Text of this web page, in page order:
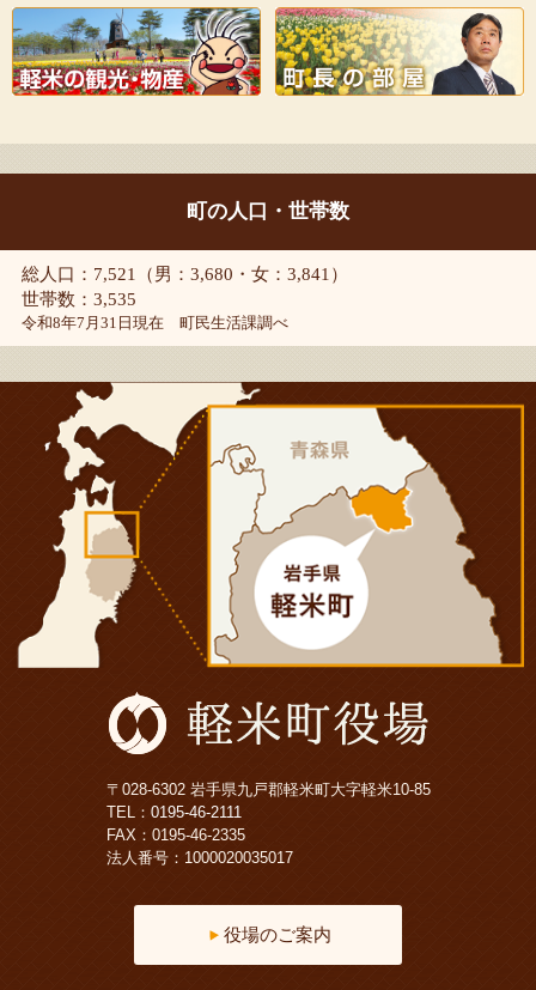
町の人口・世帯数
総人口：7,521（男：3,680・女：3,841）
世帯数：3,535
令和8年7月31日現在 町民生活課調べ
〒028-6302 岩手県九戸郡軽米町大字軽米10-85
TEL： 0195-46-2111
FAX：0195-46-2335
法人番号：1000020035017
役場のご案内